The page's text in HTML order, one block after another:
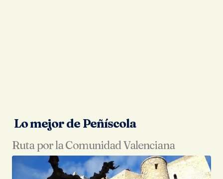
Lo mejor de Peñíscola
Ruta por la Comunidad Valenciana